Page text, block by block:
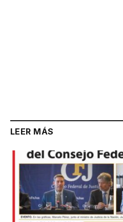
LEER MÁS